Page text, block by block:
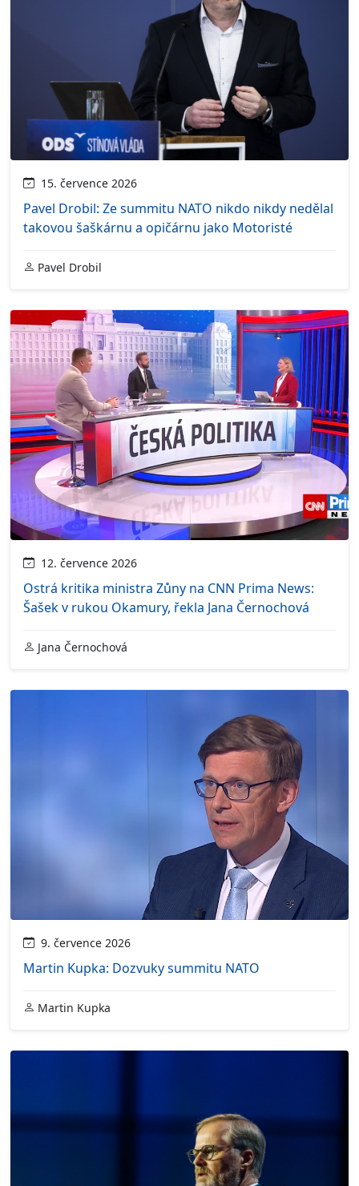
15. července 2026
Pavel Drobil: Ze summitu NATO nikdo nikdy nedělal
takovou šaškárnu a opičárnu jako Motoristé
Pavel Drobil
12. července 2026
Ostrá kritika ministra Zůny na CNN Prima News:
Šašek v rukou Okamury, řekla Jana Černochová
Jana Černochová
9. července 2026
Martin Kupka: Dozvuky summitu NATO
Martin Kupka